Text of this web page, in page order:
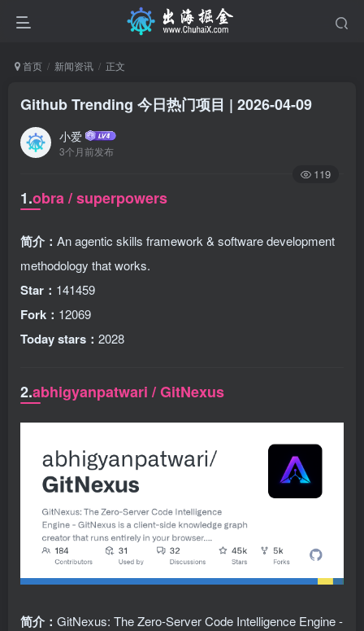
首页 新闻资讯 正文
Github Trending 今日热门项目 | 2026-04-09
小爱
3个月前发布
119
1.obra / superpowers
简介： An agentic skills framework & software development
methodology that works.
Star： 141459
Fork： 12069
Today stars： 2028
2.abhigyanpatwari / GitNexus
简介： GitNexus: The Zero-Server Code Intelligence Engine -